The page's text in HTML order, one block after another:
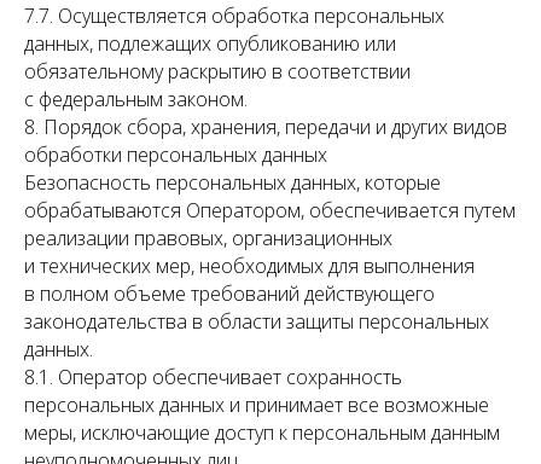
7.7. Осуществляется обработка персональных
данных, подлежащих опубликованию или
обязательному раскрытию в соответствии
с федеральным законом.
8. Порядок сбора, хранения, передачи и других видов
обработки персональных данных
Безопасность персональных данных, которые
обрабатываются Оператором, обеспечивается путем
реализации правовых, организационных
и технических мер, необходимых для выполнения
в полном объеме требований действующего
законодательства в области защиты персональных
данных.
8.1. Оператор обеспечивает сохранность
персональных данных и принимает все возможные
меры, исключающие доступ к персональным данным